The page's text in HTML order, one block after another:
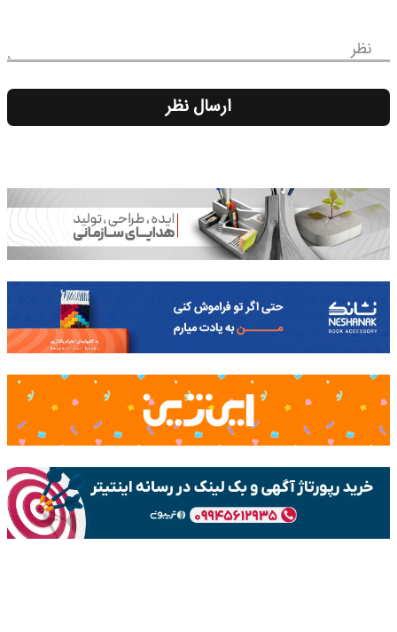
نظر
ارسال نظر